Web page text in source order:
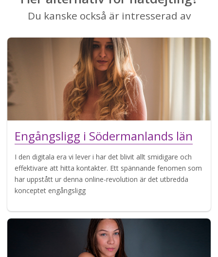
Du kanske också är intresserad av
Engångsligg i Södermanlands län
I den digitala era vi lever i har det blivit allt smidigare och
effektivare att hitta kontakter. Ett spännande fenomen som
har uppstått ur denna online-revolution är det utbredda
konceptet engångsligg